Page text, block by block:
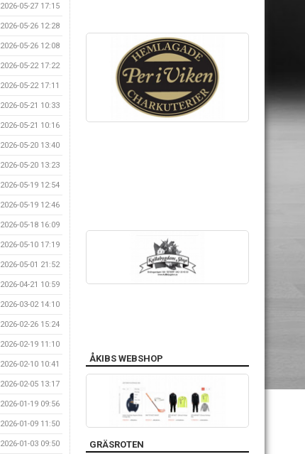
2026-05-27 17:15
2026-05-26 12:28
2026-05-26 12:08
2026-05-22 17:22
2026-05-22 17:11
2026-05-21 10:33
2026-05-21 10:16
2026-05-20 13:40
2026-05-20 13:23
2026-05-19 12:54
2026-05-19 12:46
2026-05-18 16:09
2026-05-10 17:19
2026-05-01 21:52
2026-04-21 10:59
2026-03-02 14:10
2026-02-26 15:24
2026-02-19 11:10
2026-02-10 10:41
2026-02-05 13:17
2026-01-19 09:56
2026-01-09 11:50
2026-01-03 09:50
ÅKIBS WEBSHOP
GRÄSROTEN